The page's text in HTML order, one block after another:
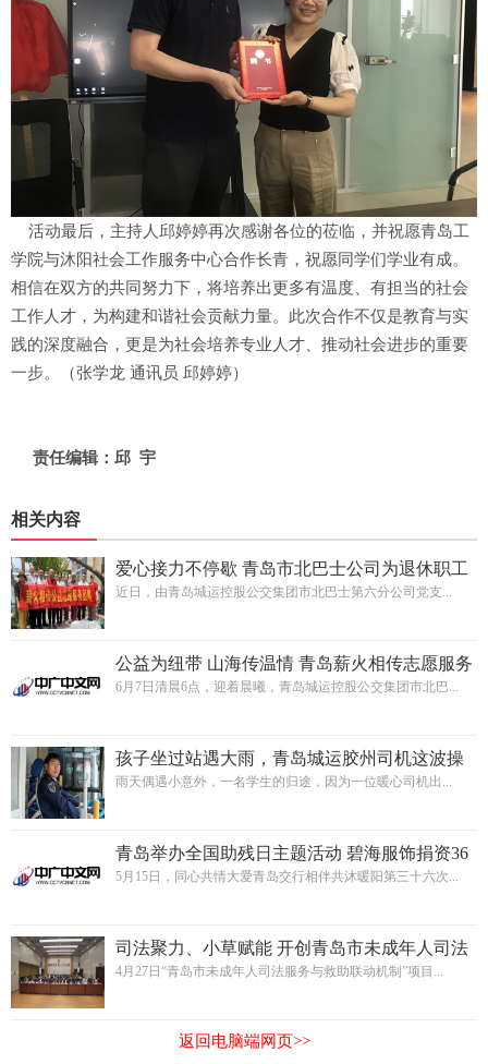
活动最后，主持人邱婷婷再次感谢各位的莅临，并祝愿青岛工
学院与沐阳社会工作服务中心合作长青，祝愿同学们学业有成。
相信在双方的共同努力下，将培养出更多有温度、有担当的社会
工作人才，为构建和谐社会贡献力量。此次合作不仅是教育与实
践的深度融合，更是为社会培养专业人才、推动社会进步的重要
一步。（张学龙 通讯员 邱婷婷）
责任编辑：邱 宇
相关内容
爱心接力不停歇 青岛市北巴士公司为退休职工
献爱心
近日，由青岛城运控股公交集团市北巴士第六分公司党支...
公益为纽带 山海传温情 青岛薪火相传志愿服务
队赴日照献爱心
6月7日清晨6点，迎着晨曦，青岛城运控股公交集团市北巴...
孩子坐过站遇大雨，青岛城运胶州司机这波操
作太暖了！
雨天偶遇小意外，一名学生的归途，因为一位暖心司机出...
青岛举办全国助残日主题活动 碧海服饰捐资36
万支持助残事业
5月15日，同心共情大爱青岛交行相伴共沐暖阳第三十六次...
司法聚力、小草赋能 开创青岛市未成年人司法
服务和救助新机制
4月27日“青岛市未成年人司法服务与救助联动机制”项目...
返回电脑端网页>>